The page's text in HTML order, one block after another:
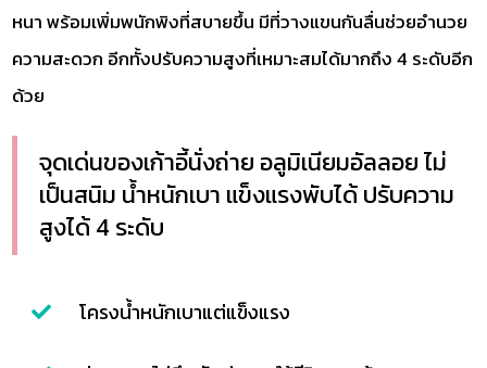
หนา พร้อมเพิ่มพนักพิงที่สบายขึ้น มีที่วางแขนกันลื่นช่วยอำนวย
ความสะดวก อีกทั้งปรับความสูงที่เหมาะสมได้มากถึง 4 ระดับอีก
ด้วย
จุดเด่นของเก้าอี้นั่งถ่าย อลูมิเนียมอัลลอย ไม่
เป็นสนิม น้ำหนักเบา แข็งแรงพับได้ ปรับความ
สูงได้ 4 ระดับ
โครงน้ำหนักเบาแต่แข็งแรง